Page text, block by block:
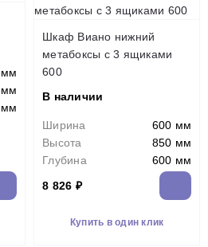
Шкаф Виано нижний
метабоксы с 3 ящиками
600
В наличии
Ширина
600 мм
Высота
850 мм
Глубина
600 мм
8 826 ₽
Купить в один клик